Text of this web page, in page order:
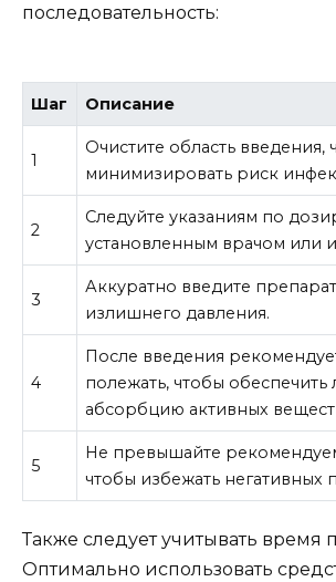
последовательность:
Шаг Описание
1
Очистите область введения,
минимизировать риск
2
Следуйте указаниям по
установленным врачом или
3
Аккуратно введите
излишнего давления.
4
После введения
полежать, чтобы
абсорбцию активных
5
Не превышайте
чтобы избежать негативных
Также следует учитывать время
Оптимально использовать